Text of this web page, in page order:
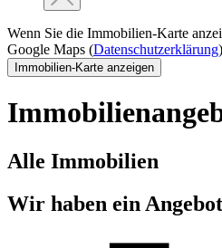
Wenn Sie die Immobilien-Karte
Google Maps (Datenschutzerklärung
Immobilien-Karte anzeigen
Alle Immobilien
Wir haben ein